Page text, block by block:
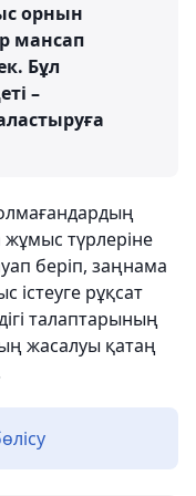
орнын
мансап
Бұл
–
жұмыс түрлеріне
беріп, заңнама
рұқсат
талаптарының
жасалуы қатаң